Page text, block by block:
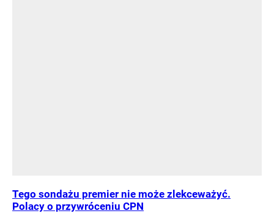
Tego sondażu premier nie może zlekceważyć.
Polacy o przywróceniu CPN